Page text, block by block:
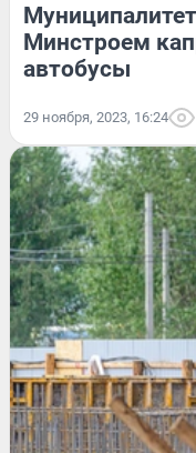
Минстроем
автобусы
29 ноября, 2023, 16:24